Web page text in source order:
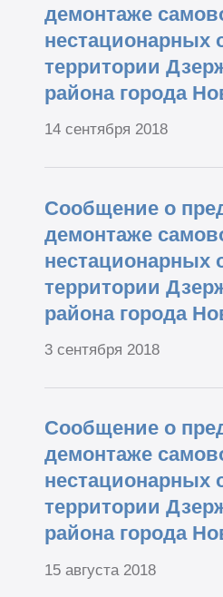
демонтаже
нестационарных
территории
района города
14 сентября 2018
Сообщение о
демонтаже
нестационарных
территории
района города
3 сентября 2018
Сообщение о
демонтаже
нестационарных
территории
района города
15 августа 2018